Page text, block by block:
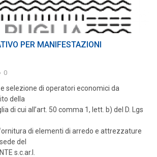
PER MANIFESTAZIONI
0
e selezione di operatori economici da
della
di cui all’art. 50 comma 1, lett. b) del D. Lgs
di elementi di arredo e attrezzature
del
s.c.ar.l.